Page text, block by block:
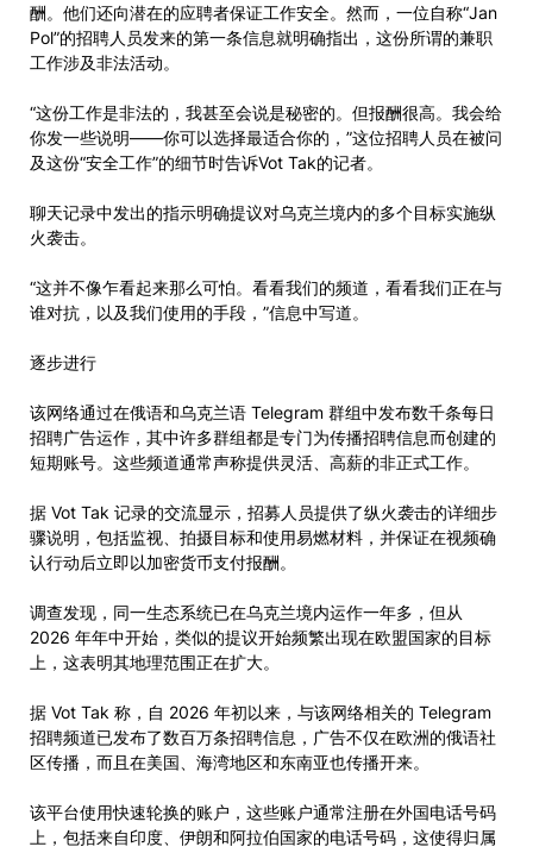
酬。他们还向潜在的应聘者保证工作安全。然而，一位自称“Jan
Pol”的招聘人员发来的第一条信息就明确指出，这份所谓的兼职
工作涉及非法活动。
“这份工作是非法的，我甚至会说是秘密的。但报酬很高。我会给
你发一些说明——你可以选择最适合你的，”这位招聘人员在被问
及这份“安全工作”的细节时告诉Vot Tak的记者。
聊天记录中发出的指示明确提议对乌克兰境内的多个目标实施纵
火袭击。
“这并不像乍看起来那么可怕。看看我们的频道，看看我们正在与
谁对抗，以及我们使用的手段，”信息中写道。
逐步进行
该网络通过在俄语和乌克兰语 Telegram 群组中发布数千条每日
招聘广告运作，其中许多群组都是专门为传播招聘信息而创建的
短期账号。这些频道通常声称提供灵活、高薪的非正式工作。
据 Vot Tak 记录的交流显示，招募人员提供了纵火袭击的详细步
骤说明，包括监视、拍摄目标和使用易燃材料，并保证在视频确
认行动后立即以加密货币支付报酬。
调查发现，同一生态系统已在乌克兰境内运作一年多，但从
2026 年年中开始，类似的提议开始频繁出现在欧盟国家的目标
上，这表明其地理范围正在扩大。
据 Vot Tak 称，自 2026 年初以来，与该网络相关的 Telegram
招聘频道已发布了数百万条招聘信息，广告不仅在欧洲的俄语社
区传播，而且在美国、海湾地区和东南亚也传播开来。
该平台使用快速轮换的账户，这些账户通常注册在外国电话号码
上，包括来自印度、伊朗和阿拉伯国家的电话号码，这使得归属